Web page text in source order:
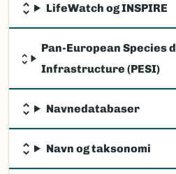
LifeWatch og INSPIRE
Pan-European Species
Infrastructure (PESI)
Navnedatabaser
Navn og taksonomi